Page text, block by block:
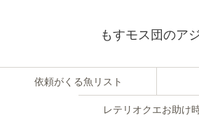
もすモス団のア
依頼がくる魚リスト
レテリオクエお助け